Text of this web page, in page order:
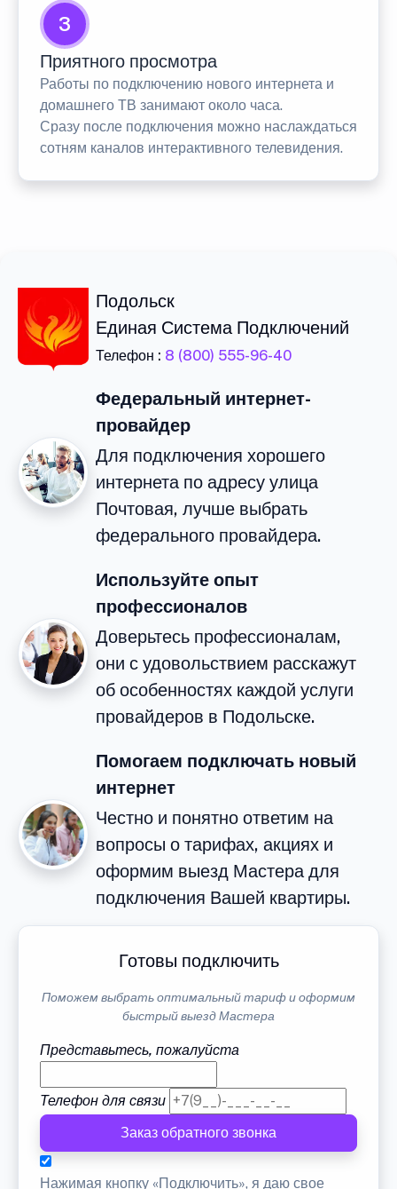
3
Приятного просмотра
Работы по подключению нового интернета и
домашнего ТВ занимают около часа.
Сразу после подключения можно наслаждаться
сотням каналов интерактивного телевидения.
Подольск
Единая Система Подключений
Телефон : 8 (800) 555-96-40
Федеральный интернет-
провайдер
Для подключения хорошего
интернета по адресу улица
Почтовая, лучше выбрать
федерального провайдера.
Используйте опыт
профессионалов
Доверьтесь профессионалам,
они с удовольствием расскажут
об особенностях каждой услуги
провайдеров в Подольске.
Помогаем подключать новый
интернет
Честно и понятно ответим на
вопросы о тарифах, акциях и
оформим выезд Мастера для
подключения Вашей квартиры.
Готовы подключить
Поможем выбрать оптимальный тариф и оформим
быстрый выезд Мастера
Представьтесь, пожалуйста
Телефон для связи
Заказ обратного звонка
Нажимая кнопку «Подключить», я даю свое